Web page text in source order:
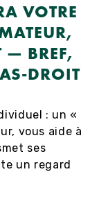
VOTRE
— BREF,
DROIT
: un «
vous aide à
ses
un regard